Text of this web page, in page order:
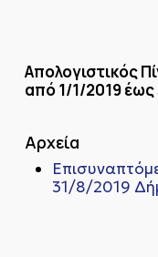
Απολογιστικός
από 1/1/2019
Αρχεία
31/8/2019